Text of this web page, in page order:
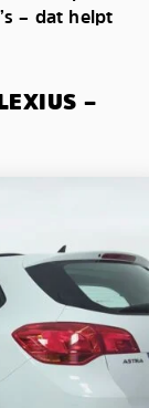
– dat helpt
–